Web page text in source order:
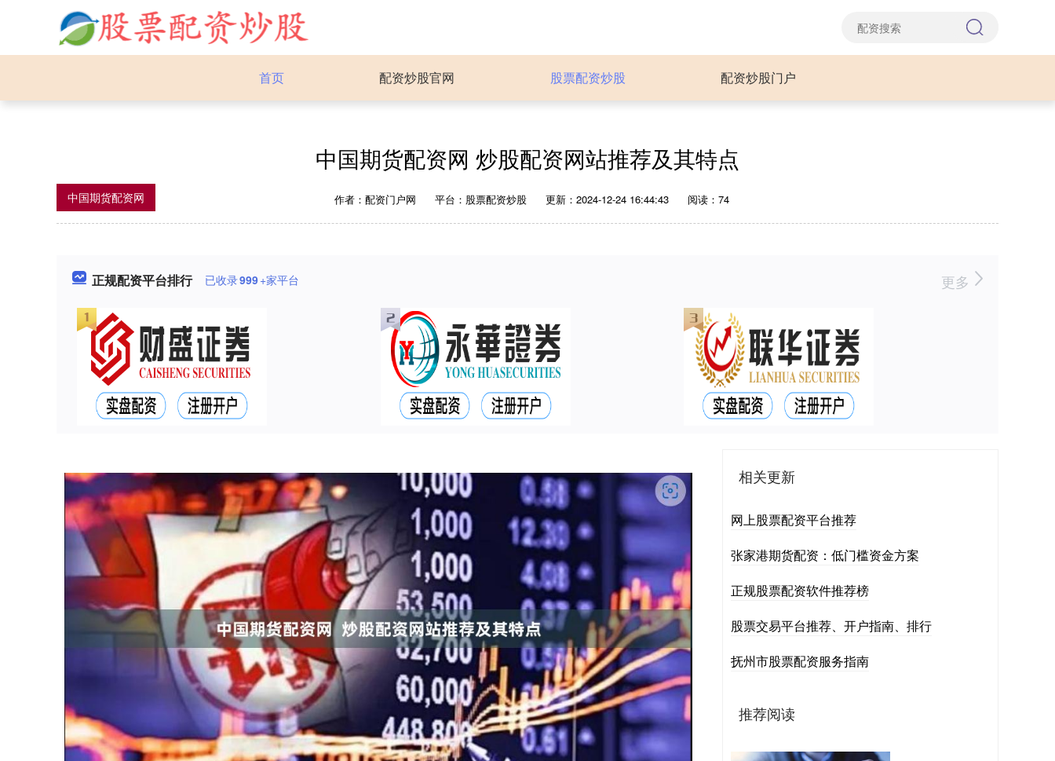
首页 配资炒股官网 股票配资炒股 配资炒股门户
中国期货配资网 炒股配资网站推荐及其特点
中国期货配资网 作者：配资门户网 平台：股票配资炒股 更新：2024-12-24 16:44:43 阅读：74
正规配资平台排行 已收录999+家平台 更多
相关更新
网上股票配资平台推荐
张家港期货配资：低门槛资金方案
正规股票配资软件推荐榜
股票交易平台推荐、开户指南、排行
抚州市股票配资服务指南
推荐阅读